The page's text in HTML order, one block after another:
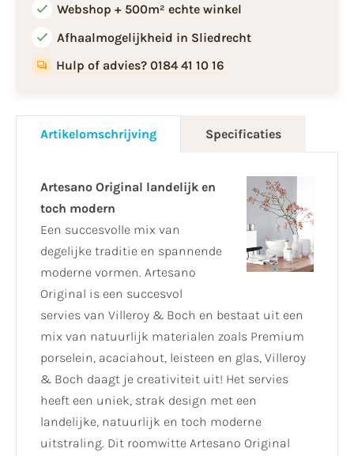
Webshop + 500m² echte winkel
Afhaalmogelijkheid in Sliedrecht
Hulp of advies? 0184 41 10 16
Artikelomschrijving Specificaties
Artesano Original landelijk en
toch modern
Een succesvolle mix van
degelijke traditie en spannende
moderne vormen. Artesano
Original is een succesvol
servies van Villeroy & Boch en bestaat uit een
mix van natuurlijk materialen zoals Premium
porselein, acaciahout, leisteen en glas, Villeroy
& Boch daagt je creativiteit uit! Het servies
heeft een uniek, strak design met een
landelijke, natuurlijk en toch moderne
uitstraling. Dit roomwitte Artesano Original